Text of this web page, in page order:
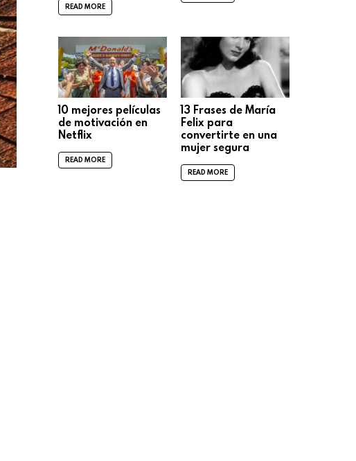
READ MORE
10 mejores películas
de motivación en
Netflix
READ MORE
13 Frases de María
Felix para
convertirte en una
mujer segura
READ MORE